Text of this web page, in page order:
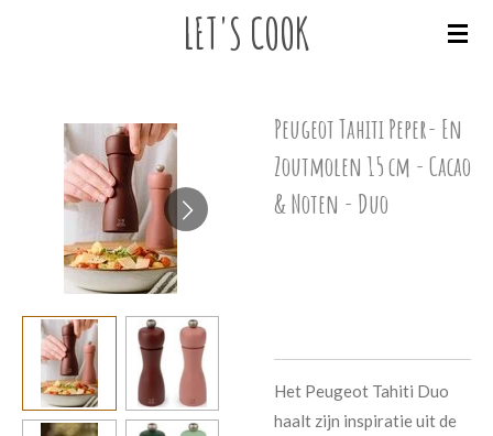
hoofdinhoud
LET'S COOK
Peugeot Tahiti Peper- En
Zoutmolen 15 cm - Cacao
& Noten - Duo
Het Peugeot Tahiti Duo
haalt zijn inspiratie uit de